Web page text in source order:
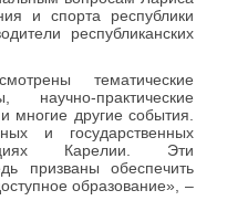
и спорта республики
республиканских
тематические
практические
многие другие события.
и государственных
Карелии. Эти
призваны обеспечить
образование», –